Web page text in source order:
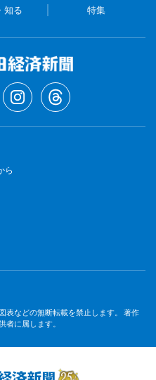
知る 特集
ら
表などの無断転載を禁止します。 著作
者に属します。